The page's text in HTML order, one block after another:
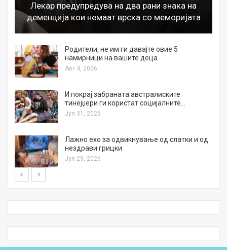
Лекар предупредува на два рани знака на
деменција кои немаат врска со меморијата
Родители, не им ги давајте овие 5
намирници на вашите деца
Авг 4, 2026
И покрај забраната австралиските
тинејџери ги користат социјалните…
Јул 31, 2026
Лажно ехо за одвикнување од слатки и од
нездрави грицки
Јул 29, 2026